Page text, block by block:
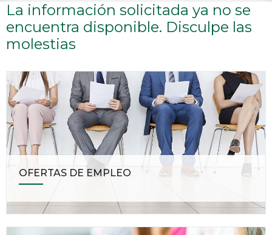
La información solicitada ya no se
encuentra disponible. Disculpe las
molestias
OFERTAS DE EMPLEO